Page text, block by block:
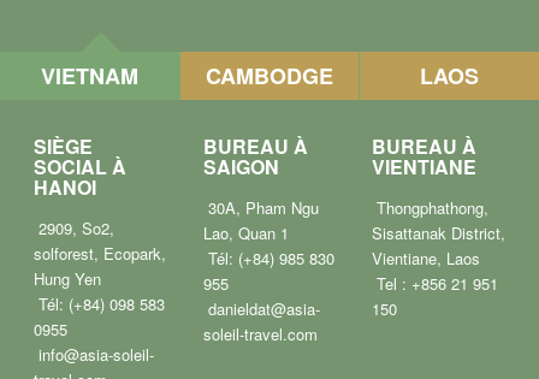
VIETNAM CAMBODGE LAOS
SIÈGE
SOCIAL À
HANOI
2909, So2,
solforest, Ecopark,
Hung Yen
Tél: (+84) 098 583
0955
info@asia-soleil-
BUREAU À
SAIGON
30A, Pham Ngu
Lao, Quan 1
Tél: (+84) 985 830
955
danieldat@asia-
soleil-travel.com
BUREAU À
VIENTIANE
Thongphathong,
Sisattanak District,
Vientiane, Laos
Tel : +856 21 951
150